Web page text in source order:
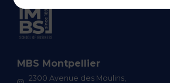
MBS Montpellier
2300 Avenue des Moulins,